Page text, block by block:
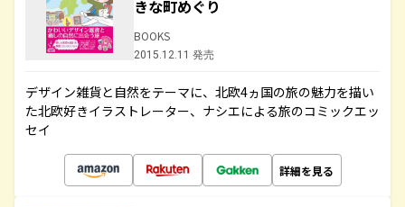
きな町めぐり
BOOKS
2015.12.11 発売
デザイン雑貨と自然をテーマに、北欧4ヵ国の旅の魅力を描い
た北欧好きイラストレーター、ナシエによる旅のコミックエッ
セイ
詳細を見る